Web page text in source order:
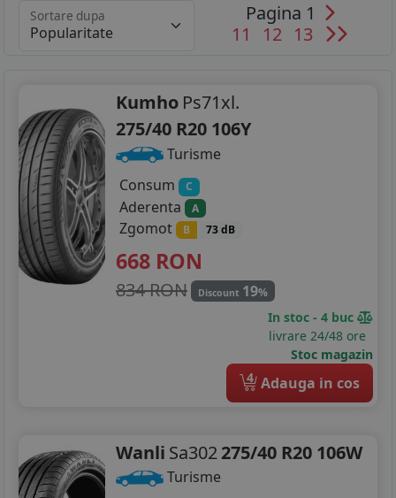
315/35R20
325/30R21
Sortare dupa
Pagina 1
11
12 13
Kumho Ps71xl.
275/40 R20 106Y
Turisme
Consum
C
Aderenta A
Zgomot B 73 dB
668 RON
834 RON Discount 19%
In stoc - 4 buc
livrare 24/48 ore
Stoc magazin
4 Adauga in cos
Wanli Sa302275/40 R20 106W
Turisme